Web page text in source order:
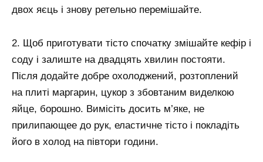
двох яєць і знову ретельно перемішайте.
2. Щоб приготувати тісто спочатку змішайте кефір і
соду і залиште на двадцять хвилин постояти.
Після додайте добре охолоджений, розтоплений
на плиті маргарин, цукор з збовтаним виделкою
яйце, борошно. Вимісіть досить м’яке, не
прилипающее до рук, еластичне тісто і покладіть
його в холод на півтори години.